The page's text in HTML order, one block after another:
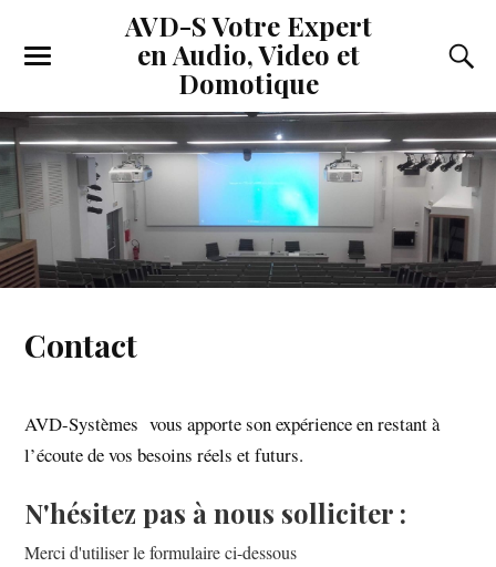
AVD-S Votre Expert
en Audio, Video et
Domotique
Contact
AVD-Systèmes vous apporte son expérience en restant à
l’écoute de vos besoins réels et futurs.
N'hésitez pas à nous solliciter :
Merci d'utiliser le formulaire ci-dessous